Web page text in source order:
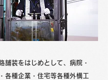
舗装をはじめとして、病院・
各種企業・住宅等各種外構工